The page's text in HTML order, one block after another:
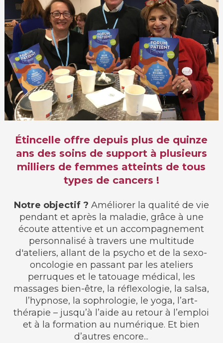
Étincelle offre depuis plus de quinze
ans des soins de support à plusieurs
milliers de femmes atteints de tous
types de cancers !
Notre objectif ? Améliorer la qualité de vie
pendant et après la maladie, grâce à une
écoute attentive et un accompagnement
personnalisé à travers une multitude
d'ateliers, allant de la psycho et de la sexo-
oncologie en passant par les ateliers
perruques et le tatouage médical, les
massages bien-être, la réflexologie, la salsa,
l’hypnose, la sophrologie, le yoga, l’art-
thérapie – jusqu’à l’aide au retour à l’emploi
et à la formation au numérique. Et bien
d’autres encore...